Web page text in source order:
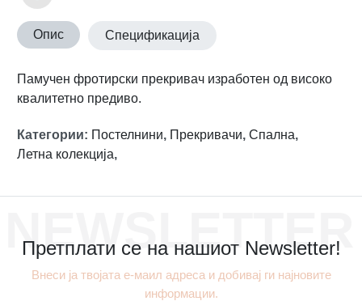
Опис Спецификација
Памучен фротирски прекривач изработен од високо
квалитетно предиво.
Категории: Постелнини, Прекривачи, Спална,
Летна колекција,
NEWSLETTER
Претплати се на нашиот Newsletter!
Внеси ја твојата е-маил адреса и добивај ги најновите
информации.